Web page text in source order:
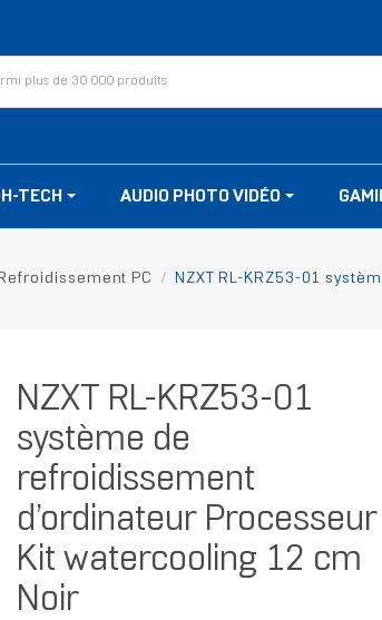
TECH AUDIO PHOTO VIDÉO
PC NZXT RL-KRZ53-01
NZXT RL-KRZ53-01
système de
refroidissement
d’ordinateur Processeur
Kit watercooling 12 cm
Noir